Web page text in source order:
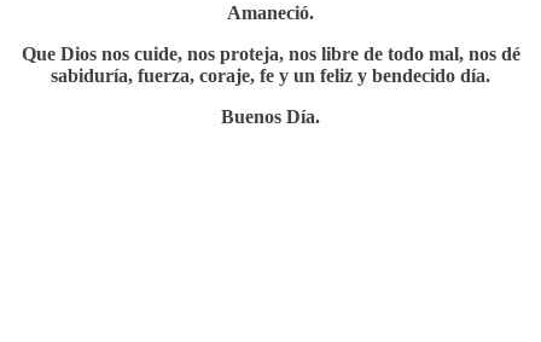
Amaneció.
Que Dios nos cuide, nos proteja, nos libre de todo mal, nos dé
sabiduría, fuerza, coraje, fe y un feliz y bendecido día.
Buenos Día.